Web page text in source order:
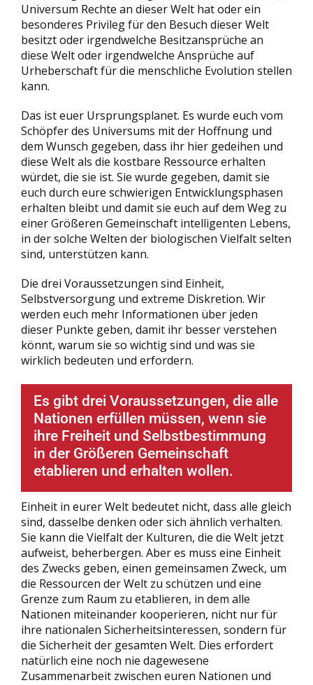
Universum Rechte an dieser Welt hat oder ein
besonderes Privileg für den Besuch dieser Welt
besitzt oder irgendwelche Besitzansprüche an
diese Welt oder irgendwelche Ansprüche auf
Urheberschaft für die menschliche Evolution stellen
kann.
Das ist euer Ursprungsplanet. Es wurde euch vom
Schöpfer des Universums mit der Hoffnung und
dem Wunsch gegeben, dass ihr hier gedeihen und
diese Welt als die kostbare Ressource erhalten
würdet, die sie ist. Sie wurde gegeben, damit sie
euch durch eure schwierigen Entwicklungsphasen
erhalten bleibt und damit sie euch auf dem Weg zu
einer Größeren Gemeinschaft intelligenten Lebens,
in der solche Welten der biologischen Vielfalt selten
sind, unterstützen kann.
Die drei Voraussetzungen sind Einheit,
Selbstversorgung und extreme Diskretion. Wir
werden euch mehr Informationen über jeden
dieser Punkte geben, damit ihr besser verstehen
könnt, warum sie so wichtig sind und was sie
wirklich bedeuten und erfordern.
Es gibt drei Voraussetzungen, die alle
Nationen erfüllen müssen, wenn sie
ihre Freiheit und Selbstbestimmung
in der Größeren Gemeinschaft
etablieren und erhalten wollen.
Einheit in eurer Welt bedeutet nicht, dass alle gleich
sind, dasselbe denken oder sich ähnlich verhalten.
Sie kann die Vielfalt der Kulturen, die die Welt jetzt
aufweist, beherbergen. Aber es muss eine Einheit
des Zwecks geben, einen gemeinsamen Zweck, um
die Ressourcen der Welt zu schützen und eine
Grenze zum Raum zu etablieren, in dem alle
Nationen miteinander kooperieren, nicht nur für
ihre nationalen Sicherheitsinteressen, sondern für
die Sicherheit der gesamten Welt. Dies erfordert
natürlich eine noch nie dagewesene
Zusammenarbeit zwischen euren Nationen und